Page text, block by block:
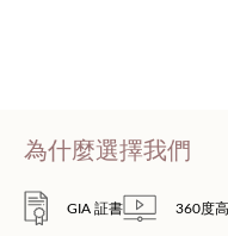
為什麼選擇我們
GIA 証書 360度